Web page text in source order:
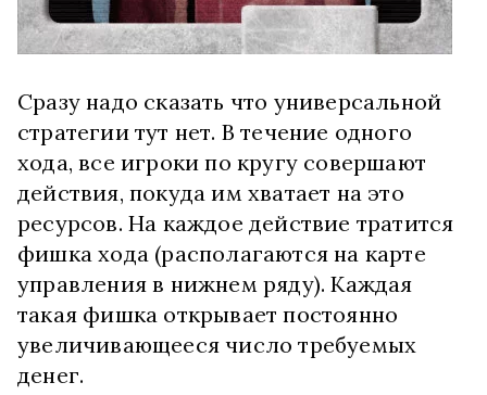
Сразу надо сказать что универсальной
стратегии тут нет. В течение одного
хода, все игроки по кругу совершают
действия, покуда им хватает на это
ресурсов. На каждое действие тратится
фишка хода (располагаются на карте
управления в нижнем ряду). Каждая
такая фишка открывает постоянно
увеличивающееся число требуемых
денег.